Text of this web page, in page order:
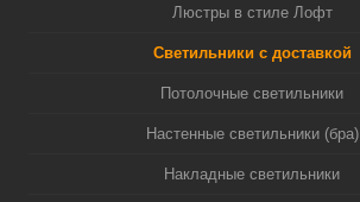
Люстры в стиле Лофт
Светильники с доставкой
Потолочные светильники
Настенные светильники (бра)
Накладные светильники